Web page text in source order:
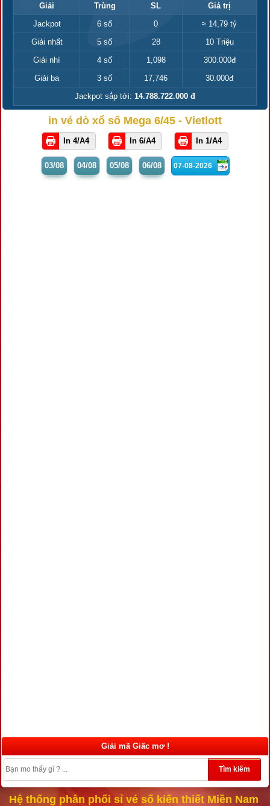
Giải Trùng SL
Giá trị
Jackpot
6 số 0
≈ 14,79 tỷ
Giải nhất
5 số 28
10 Triệu
Giải nhì
4 số 1,098
300.000đ
Giải ba
3 số 17,746
30.000đ
Jackpot sắp tới: 14.788.722.000 đ
in vé dò xổ số Mega 6/45 - Vietlott
In 4/A4 In 6/A4 In 1/A4
03/08 04/08 05/08 06/08
Giải mã Giấc mơ !
Tìm kiếm
Hệ thống phân phối sỉ vé số kiến thiết Miền Nam